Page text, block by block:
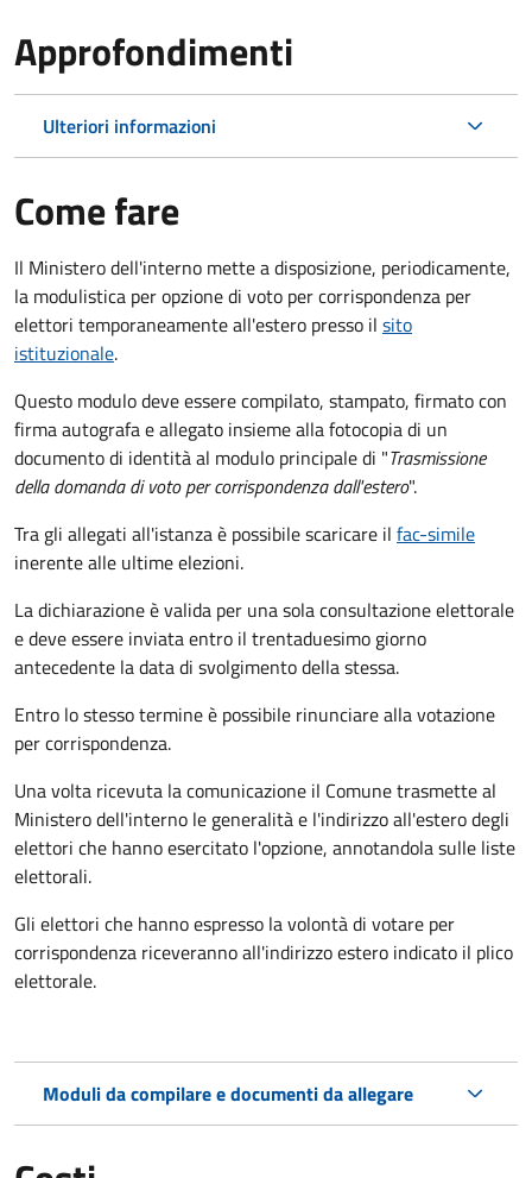
Approfondimenti
Ulteriori informazioni
Come fare
Il Ministero dell'interno mette a disposizione, periodicamente,
la modulistica per opzione di voto per corrispondenza per
elettori temporaneamente all'estero presso il sito
istituzionale.
Questo modulo deve essere compilato, stampato, firmato con
firma autografa e allegato insieme alla fotocopia di un
documento di identità al modulo principale di "Trasmissione
della domanda di voto per corrispondenza dall'estero".
Tra gli allegati all'istanza è possibile scaricare il fac-simile
inerente alle ultime elezioni.
La dichiarazione è valida per una sola consultazione elettorale
e deve essere inviata entro il trentaduesimo giorno
antecedente la data di svolgimento della stessa.
Entro lo stesso termine è possibile rinunciare alla votazione
per corrispondenza.
Una volta ricevuta la comunicazione il Comune trasmette al
Ministero dell'interno le generalità e l'indirizzo all'estero degli
elettori che hanno esercitato l'opzione, annotandola sulle liste
elettorali.
Gli elettori che hanno espresso la volontà di votare per
corrispondenza riceveranno all'indirizzo estero indicato il plico
elettorale.
Moduli da compilare e documenti da allegare